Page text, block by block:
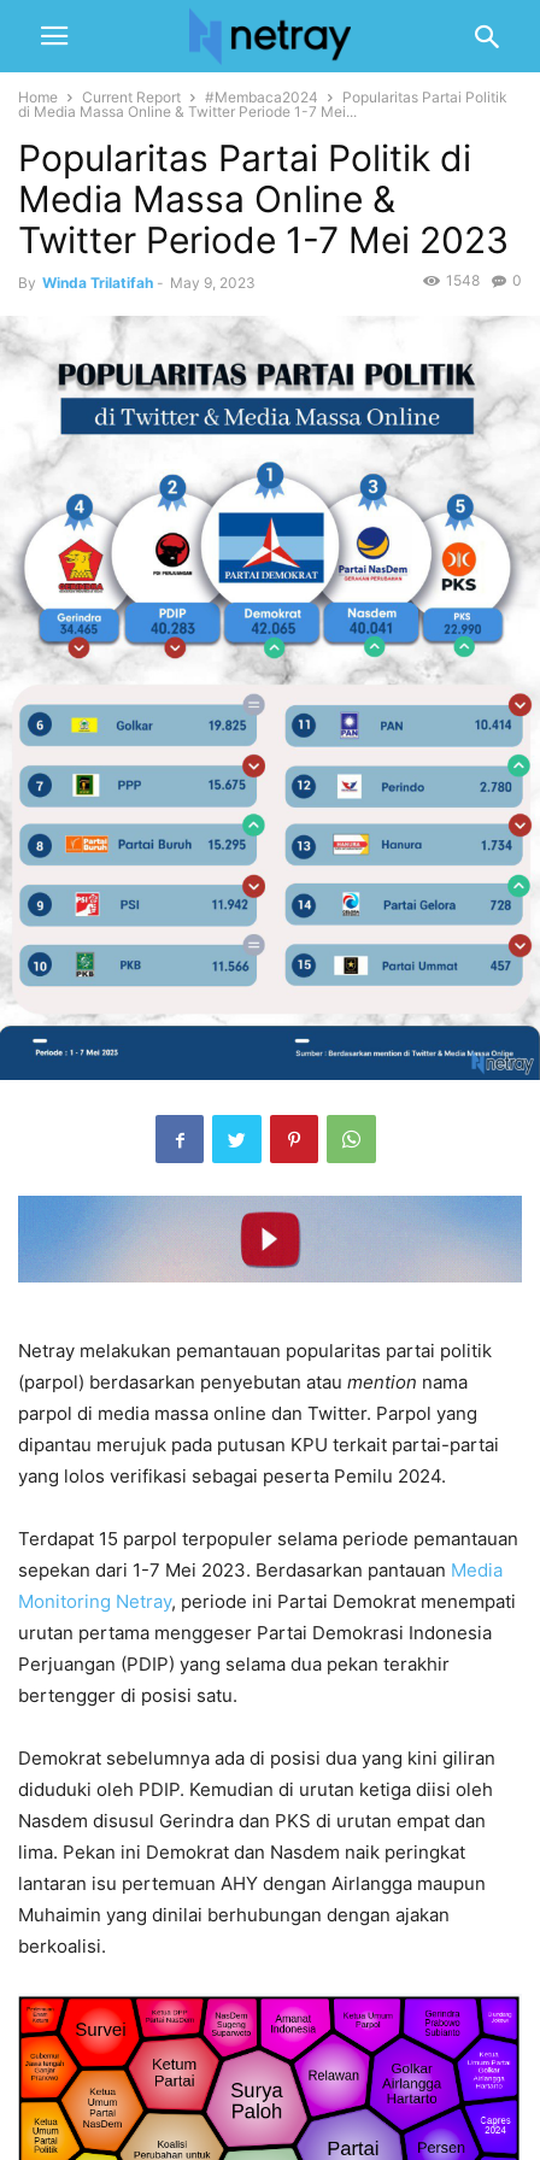
Home Current Report #Membaca2024
Popularitas Partai Politik
di Media Massa Online & Twitter Periode 1-7 Mei...
Popularitas Partai Politik di
Media Massa Online &
Twitter Periode 1-7 Mei 2023
By Winda Trilatifah - May 9, 2023 0
1548
Netray melakukan pemantauan popularitas partai politik
(parpol) berdasarkan penyebutan atau mention nama
parpol di media massa online dan Twitter. Parpol yang
dipantau merujuk pada putusan KPU terkait partai-partai
yang lolos verifikasi sebagai peserta Pemilu 2024.
Terdapat 15 parpol terpopuler selama periode pemantauan
sepekan dari 1-7 Mei 2023. Berdasarkan pantauan Media
Monitoring Netray, periode ini Partai Demokrat menempati
urutan pertama menggeser Partai Demokrasi Indonesia
Perjuangan (PDIP) yang selama dua pekan terakhir
bertengger di posisi satu.
Demokrat sebelumnya ada di posisi dua yang kini giliran
diduduki oleh PDIP. Kemudian di urutan ketiga diisi oleh
Nasdem disusul Gerindra dan PKS di urutan empat dan
lima. Pekan ini Demokrat dan Nasdem naik peringkat
lantaran isu pertemuan AHY dengan Airlangga maupun
Muhaimin yang dinilai berhubungan dengan ajakan
berkoalisi.